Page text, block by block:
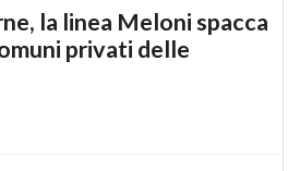
la linea Meloni spacca
privati delle